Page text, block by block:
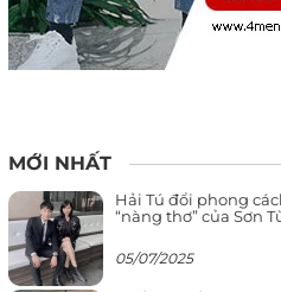
MỚI NHẤT
Hải Tú đổi phong
“nàng thơ” của Sơn
05/07/2025